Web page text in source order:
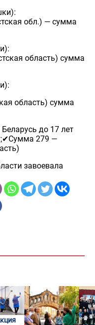
обл.) — сумма
область) сумма
область) сумма
до 17 лет
279 —
завоевала